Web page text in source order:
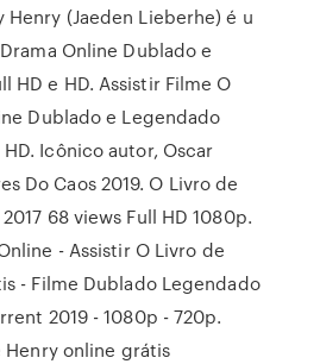
Henry (Jaeden Lieberhe) é u
Online Dublado e
HD e HD. Assistir Filme O
Dublado e Legendado
Icônico autor, Oscar
Do Caos 2019. O Livro de
68 views Full HD 1080p.
- Assistir O Livro de
- Filme Dublado Legendado
2019 - 1080p - 720p.
Henry online grátis